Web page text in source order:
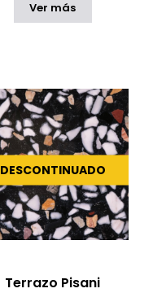
Ver más
DESCONTINUADO
Terrazo Pisani